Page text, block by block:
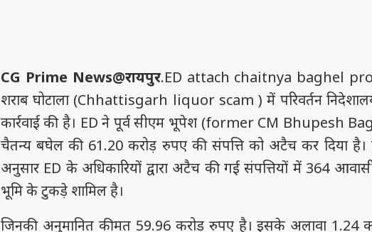
CG Prime News@रायपुर.ED attach chaitnya baghel
शराब घोटाला (Chhattisgarh liquor scam ) में परिवर्तन
कार्रवाई की है। ED ने पूर्व सीएम भूपेश (former CM Bhupesh
चैतन्य बघेल की 61.20 करोड़ रुपए की संपत्ति को अटैच कर दिया है।
अनुसार ED के अधिकारियों द्वारा अटैच की गई संपत्तियों में 364
भूमि के टुकड़े शामिल है।
जिनकी अनुमानित कीमत 59.96 करोड़ रुपए है। इसके अलावा 1.24